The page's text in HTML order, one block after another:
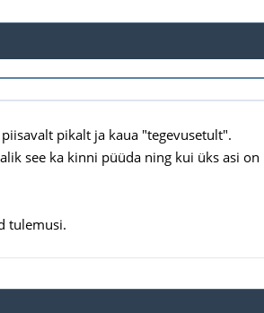
pikalt ja kaua "tegevusetult".
see ka kinni püüda ning kui üks asi
tulemusi.